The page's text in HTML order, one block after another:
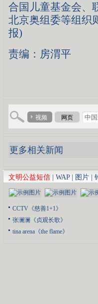
合国儿童基金会、
北京奥组委等组织
报)
责编：房渭平
视频 网页
更多相关新闻
文明公益短信 WAP| 图片
CCTV《慈善1+1》
张澜澜《贞观长歌》
tina arena《the flame》